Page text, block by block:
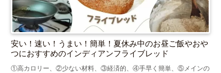
安い！速い！うまい！簡単！夏休み中のお昼ご飯やおや
つにおすすめのインディアンフライブレッド
①高カロリー、②少ない材料、③経済的、④手早く簡単、⑤メインの